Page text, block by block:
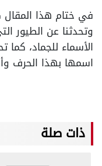
في ختام هذا
وتحدثنا عن الطيور
الأسماء للجماد، كما
اسمها بهذا الحرف
ذات صلة